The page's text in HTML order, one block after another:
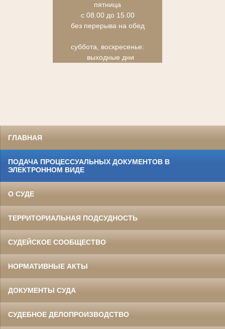
пятница
с 08.00 до 15.00
без перерыва на обед
суббота, воскресенье:
выходные дни
ГЛАВНАЯ
ПОДАЧА ПРОЦЕССУАЛЬНЫХ ДОКУМЕНТОВ В
ЭЛЕКТРОННОМ ВИДЕ
О СУДЕ
ТЕРРИТОРИАЛЬНАЯ ПОДСУДНОСТЬ
СУДЕЙСКОЕ СООБЩЕСТВО
НОРМАТИВНЫЕ АКТЫ
ДОКУМЕНТЫ СУДА
СУДЕБНОЕ ДЕЛОПРОИЗВОДСТВО